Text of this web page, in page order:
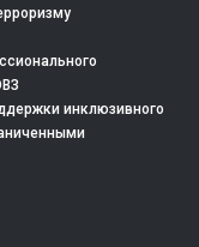
инклюзивного